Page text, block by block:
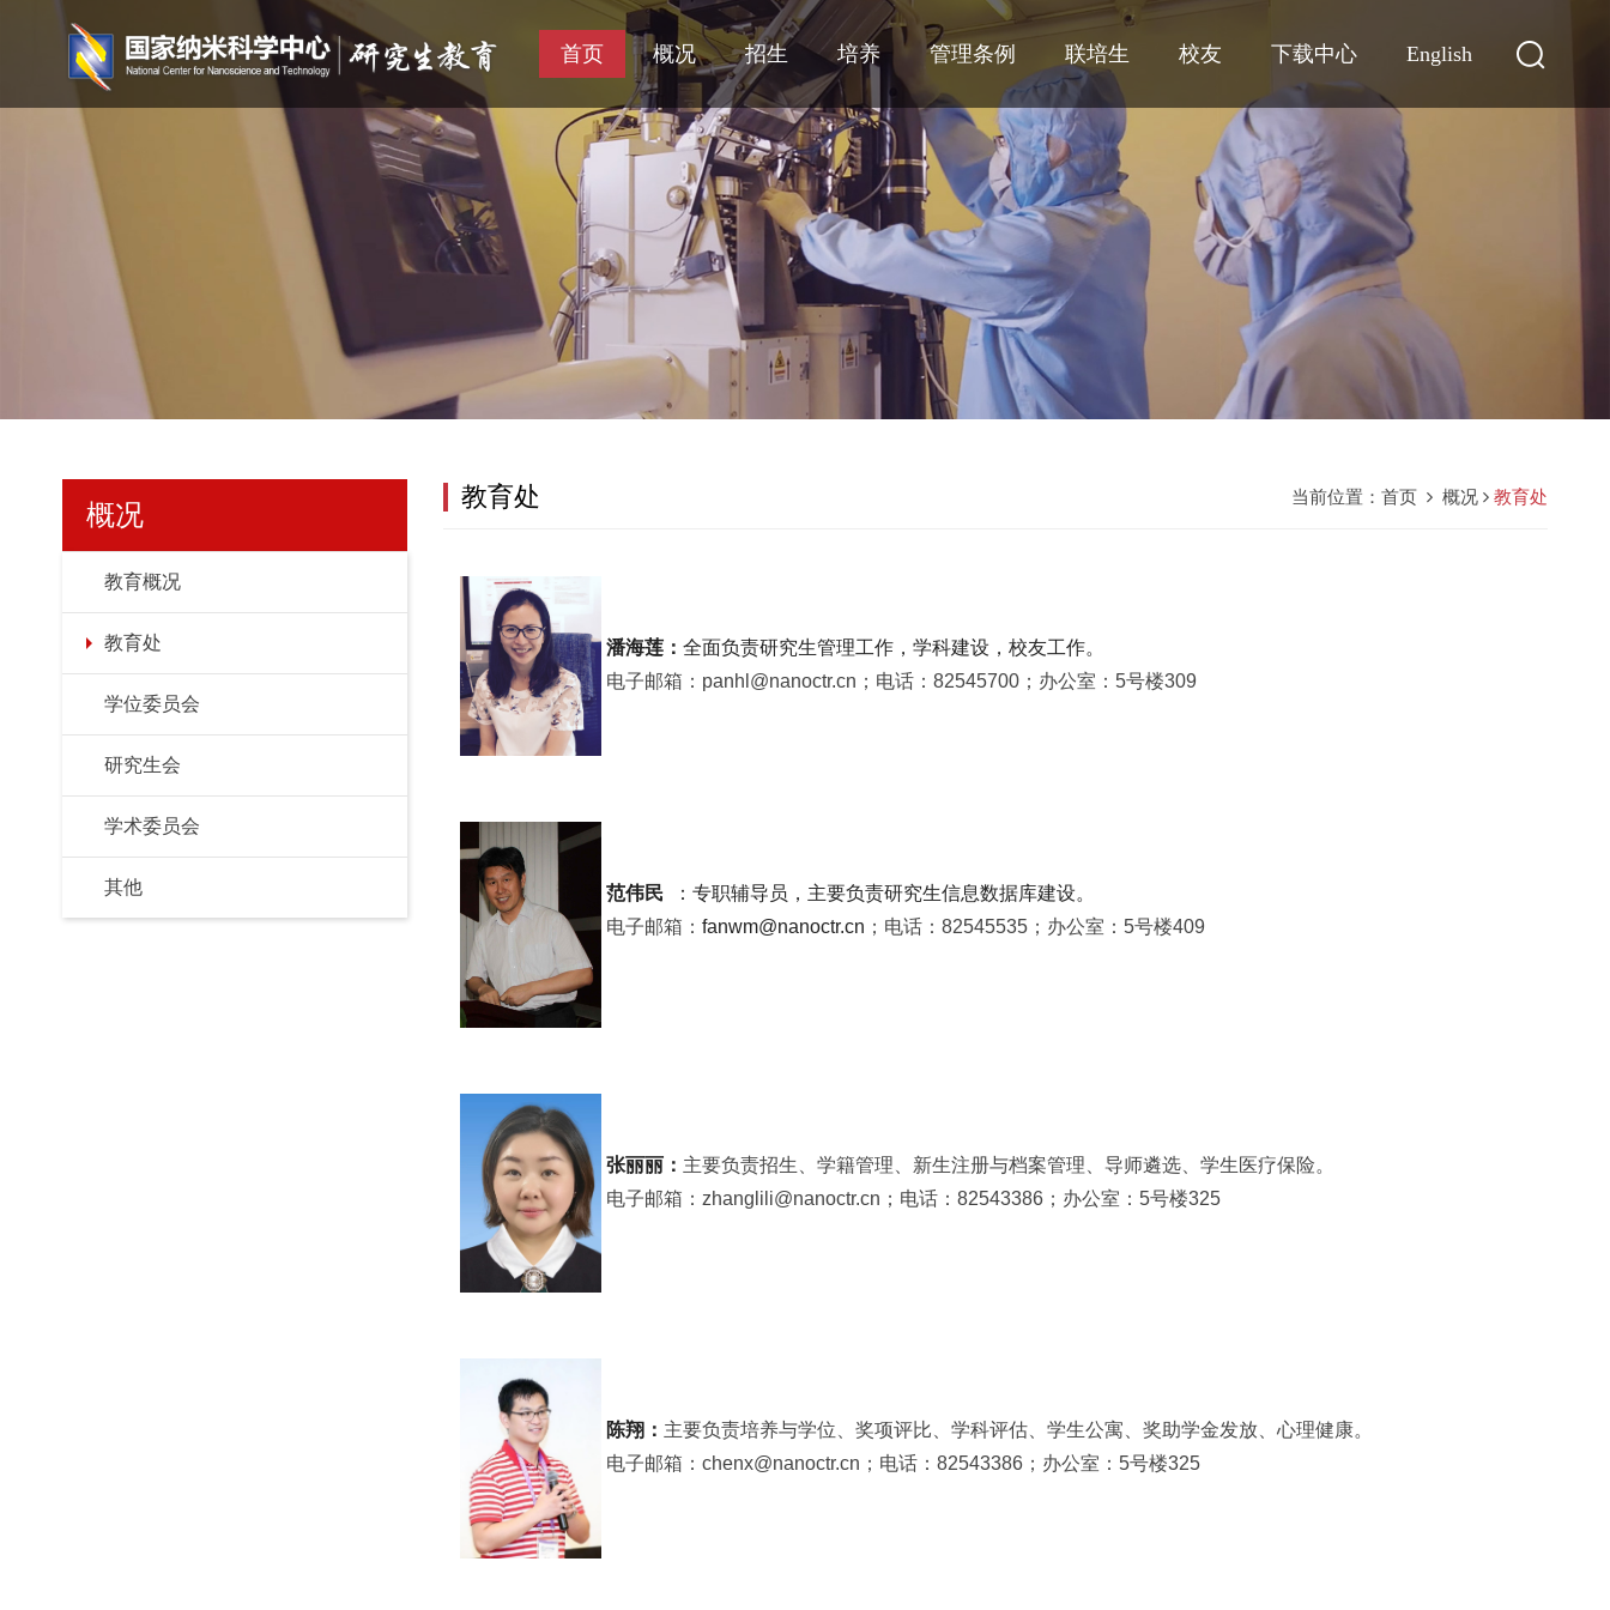
首页 概况 招生 培养 管理条例 联培生 校友 下载中心 English
概况
教育概况
教育处
学位委员会
研究生会
学术委员会
其他
教育处 当前位置： 首页 概况 教育处
潘海莲： 全面负责研究生管理工作，学科建设，校友工作。
电子邮箱：panhl@nanoctr.cn；电话：82545700；办公室：5号楼309
范伟民 ：专职辅导员，主要负责研究生信息数据库建设。
电子邮箱： fanwm@nanoctr.cn ；电话： 82545535；办公室：5号楼409
张丽丽： 主要负责招生、学籍管理、新生注册与档案管理、导师遴选、学生医疗保险。
电子邮箱： zhanglili@nanoctr.cn；电话：82543386；办公室：5号楼325
陈翔： 主要负责培养与学位、奖项评比、学科评估、学生公寓、奖助学金发放、心理健康。
电子邮箱： chenx@nanoctr.cn；电话： 82543386；办公室：5号楼325